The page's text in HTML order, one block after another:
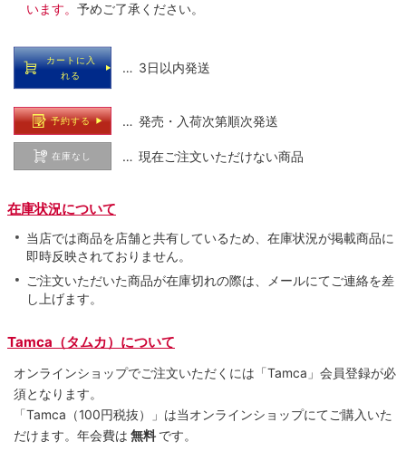
います。 予めご了承ください。
カートに入
れる
… 3日以内発送
予約する … 発売・入荷次第順次発送
在庫なし … 現在ご注文いただけない商品
在庫状況について
当店では商品を店舗と共有しているため、在庫状況が掲載商品に
即時反映されておりません。
ご注文いただいた商品が在庫切れの際は、メールにてご連絡を差
し上げます。
Tamca（タムカ）について
オンラインショップでご注⽂いただくには「Tamca」会員登録が必
須となります。
「Tamca （100円税抜）
」は当オンラインショップにてご購⼊いた
だけます。 年会費は 無料 です。